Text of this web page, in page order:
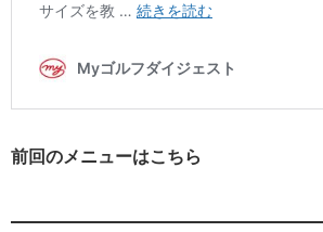
前回のメニューはこちら